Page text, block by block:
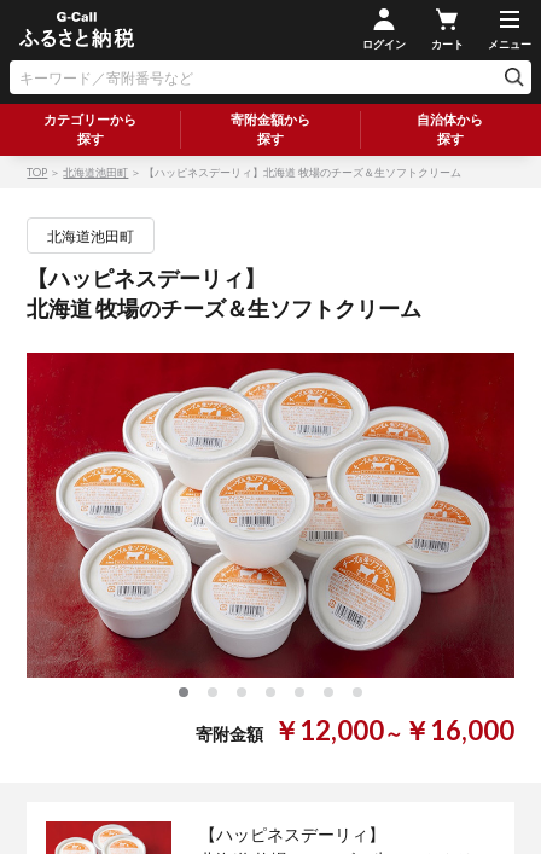
ログイン カート メニュー
カテゴリーから
探す
寄附金額から
探す
自治体から
探す
TOP ＞北海道池田町 ＞ 【ハッピネスデーリィ】北海道 牧場のチーズ＆生ソフトクリーム
北海道池田町
【ハッピネスデーリィ】
北海道 牧場のチーズ＆生ソフトクリーム
寄附金額 ￥12,000～ ￥16,000
【ハッピネスデーリィ】